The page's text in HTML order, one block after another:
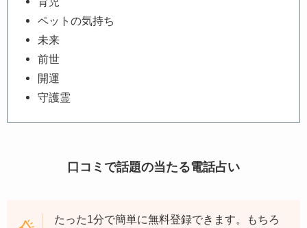
ペットの気持ち
未来
前世
開運
守護霊
口コミで話題の当たる電話占い
たった1分で簡単に無料登録できます。もちろ